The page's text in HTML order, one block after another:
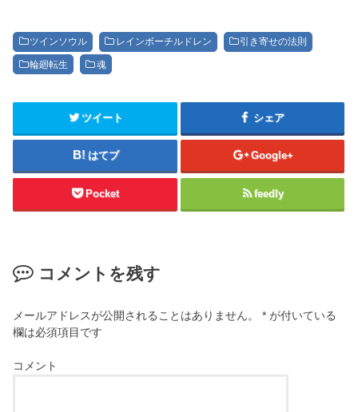
ツインソウル レインボーチルドレン 引き寄せの法則
輪廻転生 魂
ツイート シェア
はてブ Google+
Pocket feedly
コメントを残す
メールアドレスが公開されることはありません。 * が付いている
欄は必須項目です
コメント